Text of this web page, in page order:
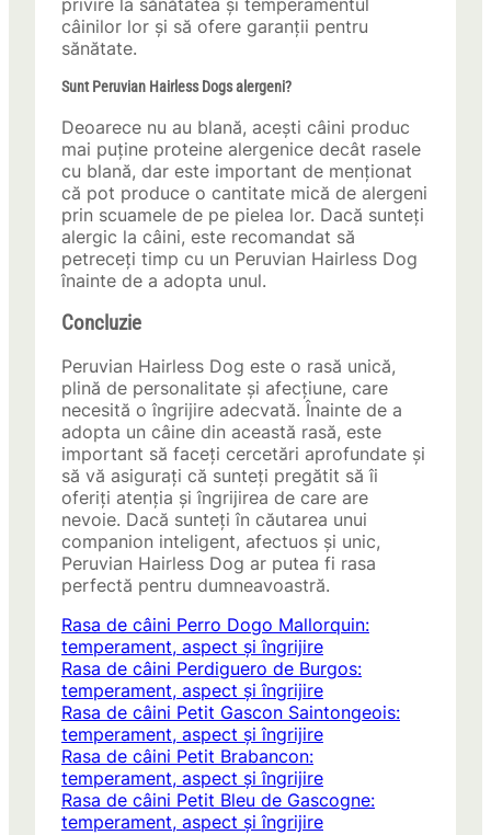
privire la sănătatea și temperamentul
câinilor lor și să ofere garanții pentru
sănătate.
Sunt Peruvian Hairless Dogs alergeni?
Deoarece nu au blană, acești câini produc
mai puține proteine ​​alergenice decât rasele
cu blană, dar este important de menționat
că pot produce o cantitate mică de alergeni
prin scuamele de pe pielea lor. Dacă sunteți
alergic la câini, este recomandat să
petreceți timp cu un Peruvian Hairless Dog
înainte de a adopta unul.
Concluzie
Peruvian Hairless Dog este o rasă unică,
plină de personalitate și afecțiune, care
necesită o îngrijire adecvată. Înainte de a
adopta un câine din această rasă, este
important să faceți cercetări aprofundate și
să vă asigurați că sunteți pregătit să îi
oferiți atenția și îngrijirea de care are
nevoie. Dacă sunteți în căutarea unui
companion inteligent, afectuos și unic,
Peruvian Hairless Dog ar putea fi rasa
perfectă pentru dumneavoastră.
Rasa de câini Perro Dogo Mallorquin:
temperament, aspect și îngrijire
Rasa de câini Perdiguero de Burgos:
temperament, aspect și îngrijire
Rasa de câini Petit Gascon Saintongeois:
temperament, aspect și îngrijire
Rasa de câini Petit Brabancon:
temperament, aspect și îngrijire
Rasa de câini Petit Bleu de Gascogne:
temperament, aspect și îngrijire